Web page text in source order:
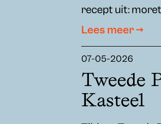
recept uit:
Lees meer →
07-05-2026
Tweede
Kasteel